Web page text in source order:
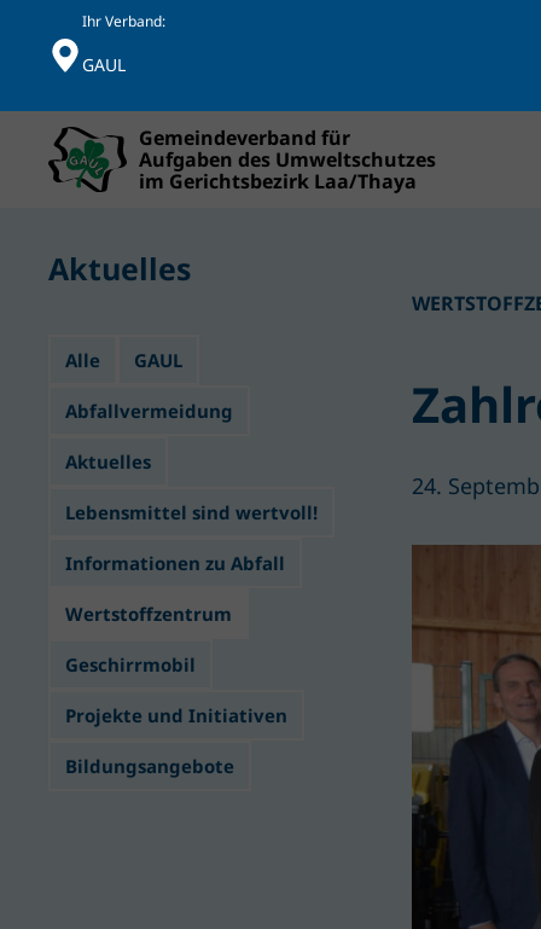
Skip to main content
Ihr Verband:
GAUL
Aktuelles
Alle GAUL
Abfallvermeidung
Aktuelles
Lebensmittel sind wertvoll!
Informationen zu Abfall
Wertstoffzentrum
Geschirrmobil
Projekte und Initiativen
Bildungsangebote
24.